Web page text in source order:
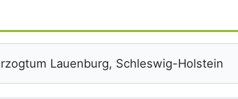
Lauenburg, Schleswig-Holstein